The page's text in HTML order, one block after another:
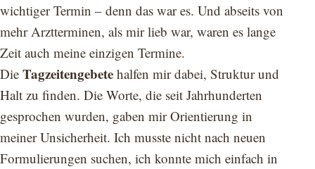
wichtiger Termin – denn das war es. Und abseits von
mehr Arztterminen, als mir lieb war, waren es lange
Zeit auch meine einzigen Termine.
Die Tagzeitengebete halfen mir dabei, Struktur und
Halt zu finden. Die Worte, die seit Jahrhunderten
gesprochen wurden, gaben mir Orientierung in
meiner Unsicherheit. Ich musste nicht nach neuen
Formulierungen suchen, ich konnte mich einfach in